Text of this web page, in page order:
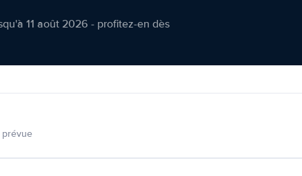
11 août 2026 - profitez-en dès
prévue